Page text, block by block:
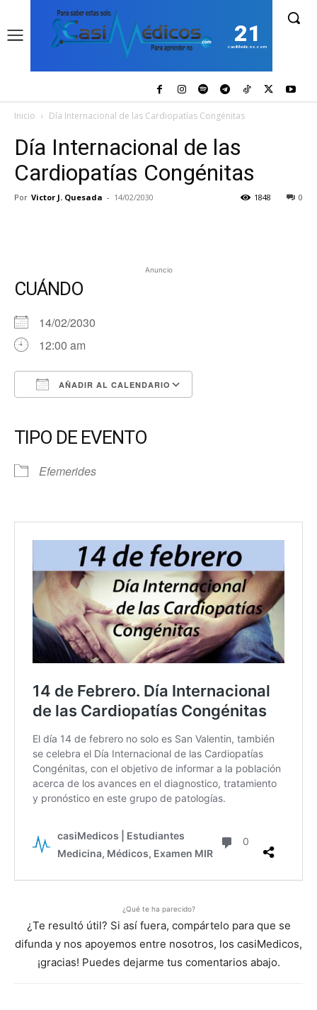
21
casiMedicos.com
Inicio Día Internacional de las Cardiopatías Congénitas
Día Internacional de las
Cardiopatías Congénitas
Por Victor J. Quesada - 14/02/2030 0
1848
Anuncio
CUÁNDO
14/02/2030
12:00 am
AÑADIR AL CALENDARIO
TIPO DE EVENTO
Efemerides
¿Qué te ha parecido?
¿Te resultó útil? Si así fuera, compártelo para que se
difunda y nos apoyemos entre nosotros, los casiMedicos,
¡gracias! Puedes dejarme tus comentarios abajo.